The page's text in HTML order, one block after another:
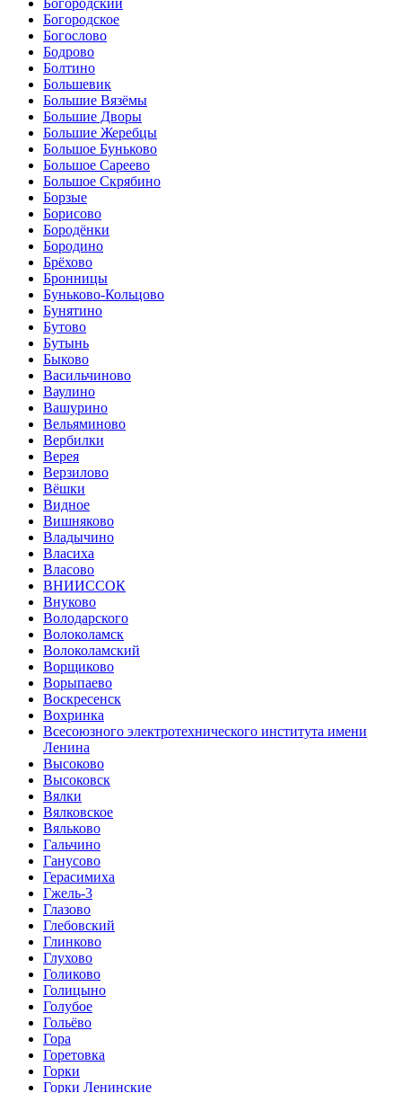
Богородский
Богородское
Богослово
Бодрово
Болтино
Большевик
Большие Вязёмы
Большие Дворы
Большие Жеребцы
Большое Буньково
Большое Сареево
Большое Скрябино
Борзые
Борисово
Бородёнки
Бородино
Брёхово
Бронницы
Буньково-Кольцово
Бунятино
Бутово
Бутынь
Быково
Васильчиново
Ваулино
Вашурино
Вельяминово
Вербилки
Верея
Верзилово
Вёшки
Видное
Вишняково
Владычино
Власиха
Власово
ВНИИССОК
Внуково
Володарского
Волоколамск
Волоколамский
Ворщиково
Ворыпаево
Воскресенск
Вохринка
Всесоюзного электротехнического института имени
Ленина
Высоково
Высоковск
Вялки
Вялковское
Вяльково
Гальчино
Ганусово
Герасимиха
Гжель-3
Глазово
Глебовский
Глинково
Глухово
Голиково
Голицыно
Голубое
Гольёво
Гора
Горетовка
Горки
Горки Ленинские